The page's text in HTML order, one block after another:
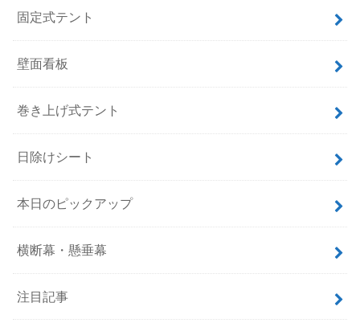
固定式テント
壁面看板
巻き上げ式テント
日除けシート
本日のピックアップ
横断幕・懸垂幕
注目記事